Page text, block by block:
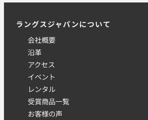
ラングスジャパンについて
会社概要
沿革
アクセス
イベント
レンタル
受賞商品一覧
お客様の声